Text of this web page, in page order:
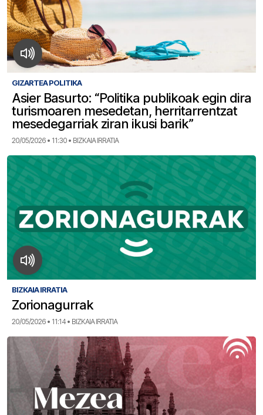
GIZARTEA POLITIKA
Asier Basurto: “Politika publikoak egin dira
turismoaren mesedetan, herritarrentzat
mesedegarriak ziran ikusi barik”
20/05/2026 • 11:30 • BIZKAIA IRRATIA
BIZKAIA IRRATIA
Zorionagurrak
20/05/2026 • 11:14 • BIZKAIA IRRATIA